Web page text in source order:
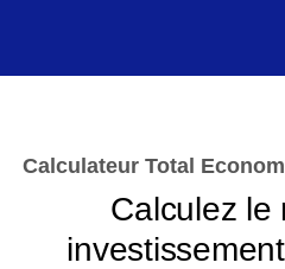
Calculateur Total
Calculez le